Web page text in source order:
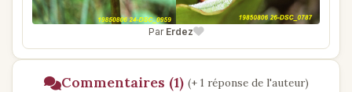
Par Erdez
Commentaires (1) (+ 1 réponse de l'auteur)